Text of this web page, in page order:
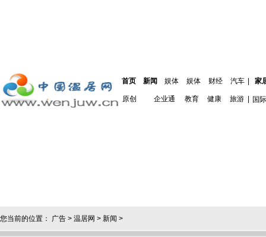
首页 新闻 娱体 娱体 财经 汽车 家
原创 企业通 教育 健康 旅游 国际
您当前的位置： 广告 > 温居网 > 新闻 >